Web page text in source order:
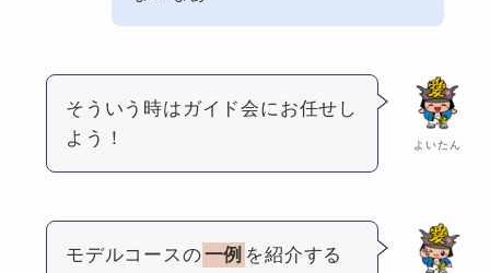
よいたん
そういう時はガイド会にお任せし
よう！
モデルコースの一例 を紹介する